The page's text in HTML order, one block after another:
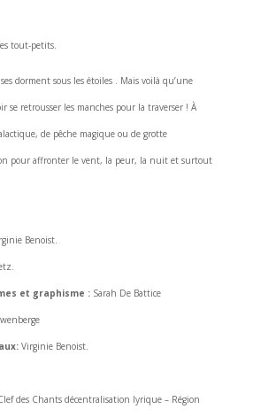
tout-petits.
dorment sous les étoiles . Mais voilà qu’une
se retrousser les manches pour la traverser ! À
de pêche magique ou de grotte
pour affronter le vent, la peur, la nuit et surtout
Benoist.
et graphisme :Sarah De Battice
Virginie Benoist.
des Chants décentralisation lyrique – Région